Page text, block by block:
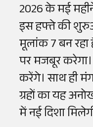
2026 के मई
इस हफ्ते की
मूलांक 7 बन
पर मजबूर
करेंगे। साथ ही
ग्रहों का यह
में नई दिशा